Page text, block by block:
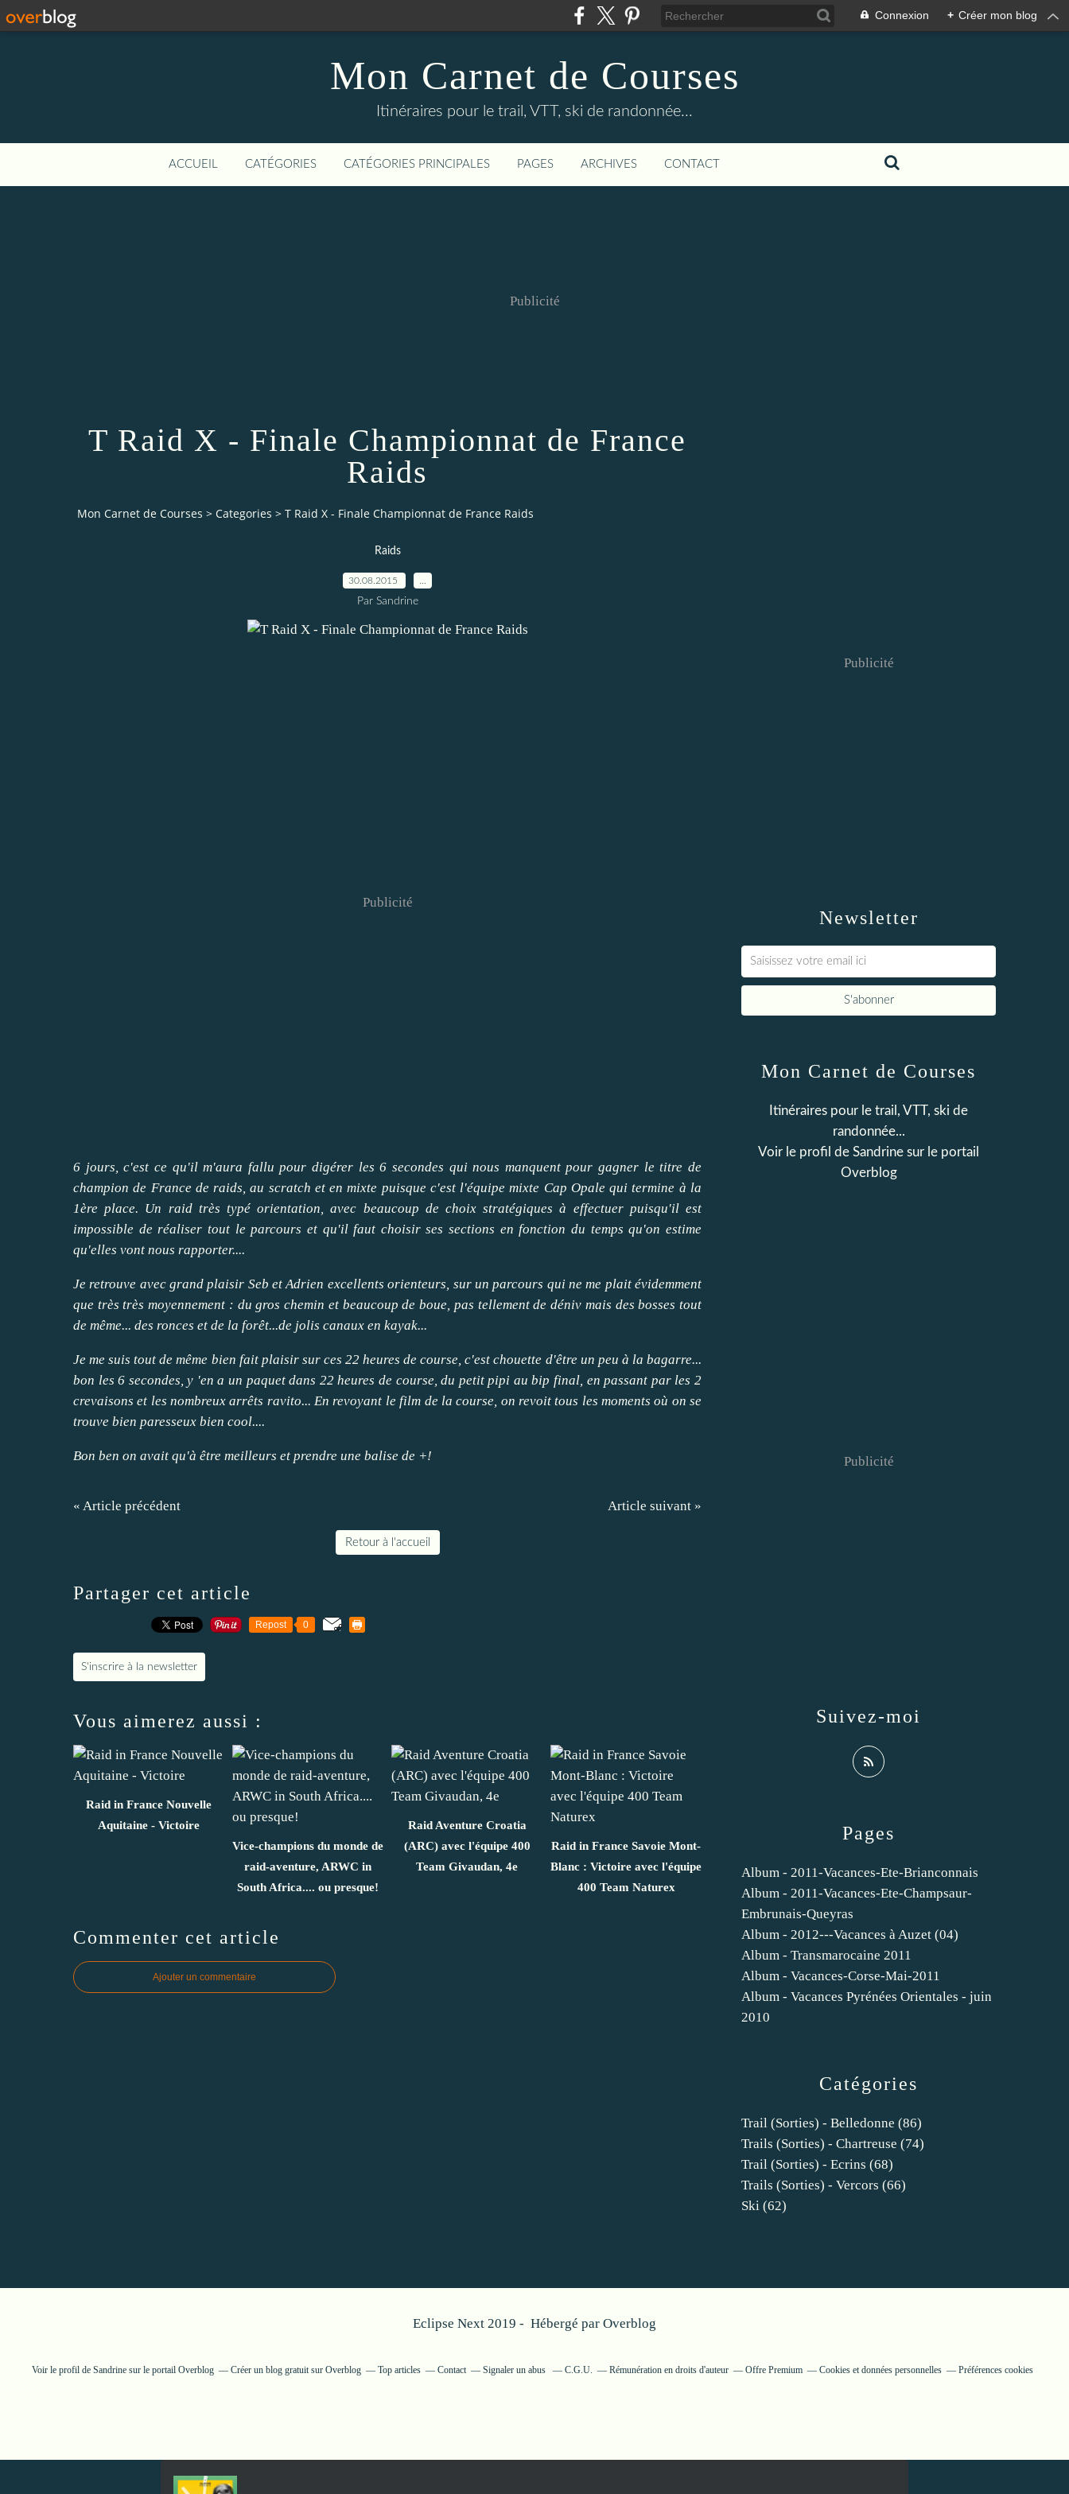
Connexion + Créer mon blog
Mon Carnet de Courses
Itinéraires pour le trail, VTT, ski de randonnée...
ACCUEIL CATÉGORIES CATÉGORIES PRINCIPALES PAGES ARCHIVES CONTACT
Publicité
T Raid X - Finale Championnat de France
Raids
Mon Carnet de Courses > Categories > T Raid X - Finale Championnat de France Raids
Raids
30.08.2015
Par Sandrine
Publicité
6 jours, c'est ce qu'il m'aura fallu pour digérer les 6 secondes qui nous manquent pour gagner le titre de
champion de France de raids, au scratch et en mixte puisque c'est l'équipe mixte Cap Opale qui termine à la
1ère place. Un raid très typé orientation, avec beaucoup de choix stratégiques à effectuer puisqu'il est
impossible de réaliser tout le parcours et qu'il faut choisir ses sections en fonction du temps qu'on estime
qu'elles vont nous rapporter....
Je retrouve avec grand plaisir Seb et Adrien excellents orienteurs, sur un parcours qui ne me plait évidemment
que très très moyennement : du gros chemin et beaucoup de boue, pas tellement de déniv mais des bosses tout
de même... des ronces et de la forêt...de jolis canaux en kayak...
Je me suis tout de même bien fait plaisir sur ces 22 heures de course, c'est chouette d'être un peu à la bagarre...
bon les 6 secondes, y 'en a un paquet dans 22 heures de course, du petit pipi au bip final, en passant par les 2
crevaisons et les nombreux arrêts ravito... En revoyant le film de la course, on revoit tous les moments où on se
trouve bien paresseux bien cool....
Bon ben on avait qu'à être meilleurs et prendre une balise de +!
« Article précédent Article suivant »
Retour à l'accueil
Partager cet article
Repost 0
S'inscrire à la newsletter
Vous aimerez aussi :
Raid in France Nouvelle
Aquitaine - Victoire
Vice-champions du monde de
raid-aventure, ARWC in
South Africa.... ou presque!
Raid Aventure Croatia
(ARC) avec l'équipe 400
Team Givaudan, 4e
Raid in France Savoie Mont-
Blanc : Victoire avec l'équipe
400 Team Naturex
Commenter cet article
Ajouter un commentaire
Newsletter
Publicité
Catégories
Trail (sorties) - Belledonne (86)
Trails (sorties) - Chartreuse (74)
Trail (sorties) - Ecrins (68)
Trails (sorties) - Vercors (66)
Ski (62)
Pages
Album - 2011-Vacances-Ete-Brianconnais
Album - 2011-Vacances-Ete-Champsaur-
Embrunais-Queyras
Album - 2012---Vacances à Auzet (04)
Album - Transmarocaine 2011
Album - Vacances-Corse-Mai-2011
Album - Vacances Pyrénées Orientales - juin
2010
Mon Carnet de Courses
Itinéraires pour le trail, VTT, ski de
randonnée...
Voir le profil de Sandrine sur le portail
Overblog
Suivez-moi
Publicité
Eclipse Next 2019 - Hébergé par Overblog
Voir le profil de Sandrinesur le portail Overblog Créer un blog gratuit sur Overblog Top articles Contact Signaler un abus C.G.U. Rémunération en droits d'auteur Offre Premium Cookies et données personnelles Préférences cookies